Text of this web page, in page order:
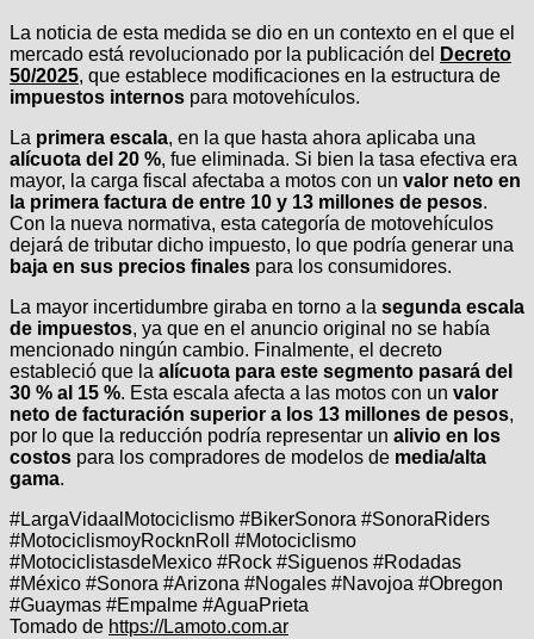
La noticia de esta medida se dio en un contexto en el que el
mercado está revolucionado por la publicación del
Decreto
50/2025, que establece modificaciones en la estructura de
impuestos internos para motovehículos.
La primera escala, en la que hasta ahora aplicaba una
alícuota del 20 %, fue eliminada. Si bien la tasa efectiva era
mayor, la carga fiscal afectaba a motos con un valor neto en
la primera factura de entre 10 y 13 millones de pesos.
Con la nueva normativa, esta categoría de motovehículos
dejará de tributar dicho impuesto, lo que podría generar una
baja en sus precios finales para los consumidores.
La mayor incertidumbre giraba en torno a la segunda escala
de impuestos, ya que en el anuncio original no se había
mencionado ningún cambio. Finalmente, el decreto
estableció que la alícuota para este segmento pasará del
30 % al 15 %. Esta escala afecta a las motos con un valor
neto de facturación superior a los 13 millones de pesos,
por lo que la reducción podría representar un alivio en los
costos para los compradores de modelos de media/alta
gama.
#LargaVidaalMotociclismo #BikerSonora #SonoraRiders
#MotociclismoyRocknRoll #Motociclismo
#MotociclistasdeMexico #Rock #Siguenos #Rodadas
#México #Sonora #Arizona #Nogales #Navojoa #Obregon
#Guaymas #Empalme #AguaPrieta
Tomado de https://Lamoto.com.ar